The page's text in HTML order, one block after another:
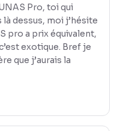
Pro, toi qui
là dessus, moi j’hésite
pro a prix équivalent,
exotique. Bref je
que j’aurais la